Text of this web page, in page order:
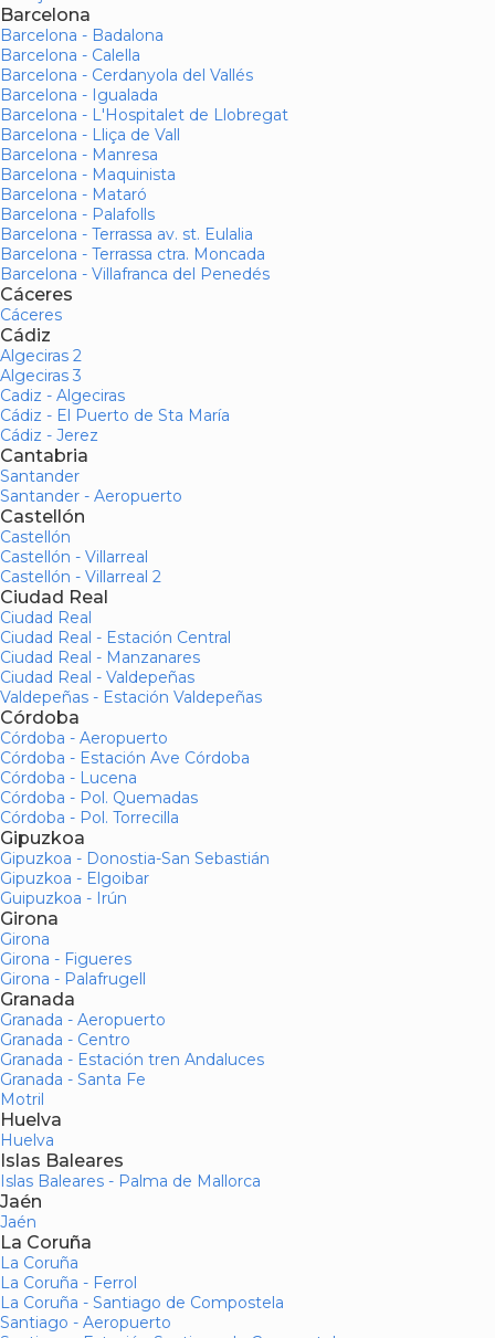
Barcelona
Barcelona - Badalona
Barcelona - Calella
Barcelona - Cerdanyola del Vallés
Barcelona - Igualada
Barcelona - L'Hospitalet de Llobregat
Barcelona - Lliça de Vall
Barcelona - Manresa
Barcelona - Maquinista
Barcelona - Mataró
Barcelona - Palafolls
Barcelona - Terrassa av. st. Eulalia
Barcelona - Terrassa ctra. Moncada
Barcelona - Villafranca del Penedés
Cáceres
Cáceres
Cádiz
Algeciras 2
Algeciras 3
Cadiz - Algeciras
Cádiz - El Puerto de Sta María
Cádiz - Jerez
Cantabria
Santander
Santander - Aeropuerto
Castellón
Castellón
Castellón - Villarreal
Castellón - Villarreal 2
Ciudad Real
Ciudad Real
Ciudad Real - Estación Central
Ciudad Real - Manzanares
Ciudad Real - Valdepeñas
Valdepeñas - Estación Valdepeñas
Córdoba
Córdoba - Aeropuerto
Córdoba - Estación Ave Córdoba
Córdoba - Lucena
Córdoba - Pol. Quemadas
Córdoba - Pol. Torrecilla
Gipuzkoa
Gipuzkoa - Donostia-San Sebastián
Gipuzkoa - Elgoibar
Guipuzkoa - Irún
Girona
Girona
Girona - Figueres
Girona - Palafrugell
Granada
Granada - Aeropuerto
Granada - Centro
Granada - Estación tren Andaluces
Granada - Santa Fe
Motril
Huelva
Huelva
Islas Baleares
Islas Baleares - Palma de Mallorca
Jaén
Jaén
La Coruña
La Coruña
La Coruña - Ferrol
La Coruña - Santiago de Compostela
Santiago - Aeropuerto